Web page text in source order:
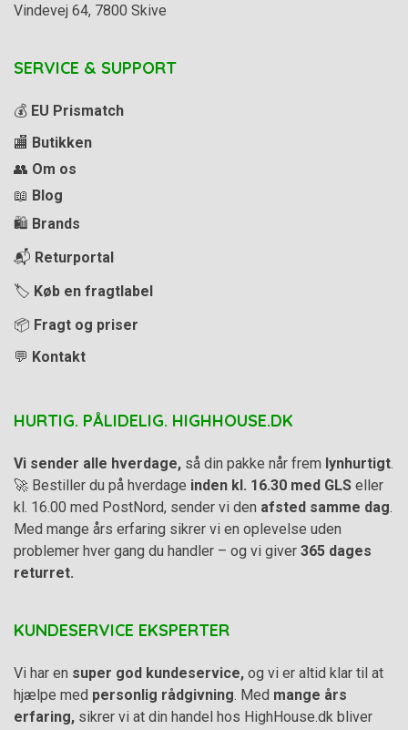
Vindevej 64, 7800 Skive
SERVICE & SUPPORT
💰 EU Prismatch
🏬 Butikken
👥 Om os
📖 Blog
🛍️ Brands
📬 Returportal
🏷️ Køb en fragtlabel
📦 Fragt og priser
💬 Kontakt
HURTIG. PÅLIDELIG. HIGHHOUSE.DK
Vi sender alle hverdage, så din pakke når frem lynhurtigt
🚀 Bestiller du på hverdage inden kl. 16.30 med GLS eller
kl. 16.00 med PostNord, sender vi den afsted samme dag
Med mange års erfaring sikrer vi en oplevelse uden
problemer hver gang du handler – og vi giver 365 dages
returret.
KUNDESERVICE EKSPERTER
Vi har en super god kundeservice, og vi er altid klar til at
hjælpe med personlig rådgivning . Med mange års
erfaring, sikrer vi at din handel hos HighHouse.dk bliver